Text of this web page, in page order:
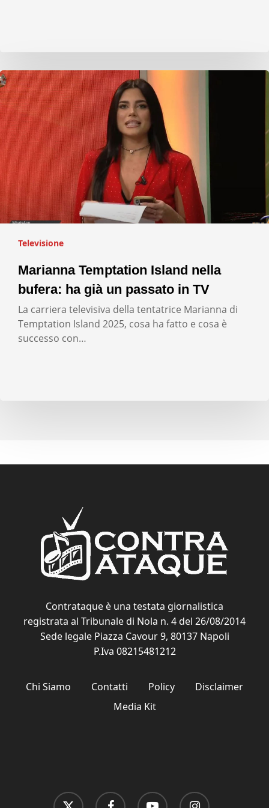
Televisione
Marianna Temptation Island nella
bufera: ha già un passato in TV
La carriera televisiva della tentatrice Marianna di
Temptation Island 2025, cosa ha fatto e cosa è
successo con…
Contrataque è una testata giornalistica
registrata al Tribunale di Nola n. 4 del 26/08/2014
Sede legale Piazza Cavour 9, 80137 Napoli
P.Iva 08215481212
Chi Siamo Contatti Policy
Disclaimer
Media Kit
x-
facebook youtube instagram